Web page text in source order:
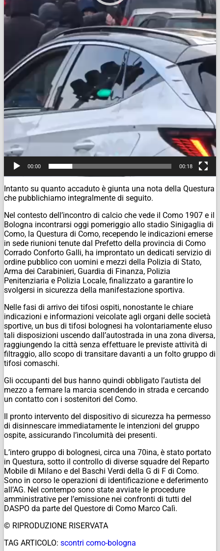
00:00 00:18
Intanto su quanto accaduto è giunta una nota della Questura
che pubblichiamo integralmente di seguito.
Nel contesto dell’incontro di calcio che vede il Como 1907 e il
Bologna incontrarsi oggi pomeriggio allo stadio Sinigaglia di
Como, la Questura di Como, recependo le indicazioni emerse
in sede riunioni tenute dal Prefetto della provincia di Como
Corrado Conforto Galli, ha improntato un dedicati servizio di
ordine pubblico con uomini e mezzi della Polizia di Stato,
Arma dei Carabinieri, Guardia di Finanza, Polizia
Penitenziaria e Polizia Locale, finalizzato a garantire lo
svolgersi in sicurezza della manifestazione sportiva.
Nelle fasi di arrivo dei tifosi ospiti, nonostante le chiare
indicazioni e informazioni veicolate agli organi delle società
sportive, un bus di tifosi bolognesi ha volontariamente eluso
tali disposizioni uscendo dall’autostrada in una zona diversa,
raggiungendo la città senza effettuare le previste attività di
filtraggio, allo scopo di transitare davanti a un folto gruppo di
tifosi comaschi.
Gli occupanti del bus hanno quindi obbligato l’autista del
mezzo a fermare la marcia scendendo in strada e cercando
un contatto con i sostenitori del Como.
Il pronto intervento del dispositivo di sicurezza ha permesso
di disinnescare immediatamente le intenzioni del gruppo
ospite, assicurando l’incolumità dei presenti.
L’intero gruppo di bolognesi, circa una 70ina, è stato portato
in Questura, sotto il controllo di diverse squadre del Reparto
Mobile di Milano e del Baschi Verdi della G di F di Como.
Sono in corso le operazioni di identificazione e deferimento
all’AG. Nel contempo sono state avviate le procedure
amministrative per l’emissione nei confronti di tutti del
DASPO da parte del Questore di Como Marco Calì.
© RIPRODUZIONE RISERVATA
TAG ARTICOLO: scontri como-bologna